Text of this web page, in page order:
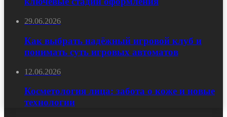
29.06.2026
Как выбрать надёжный игровой клуб и
понимать суть игровых автоматов
12.06.2026
Косметология лица: забота о коже и новые
технологии